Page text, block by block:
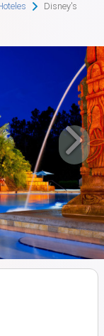
Disney's